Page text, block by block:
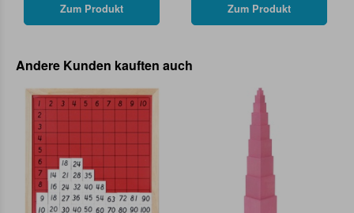
Zum Produkt Zum Produkt
Andere Kunden kauften auch